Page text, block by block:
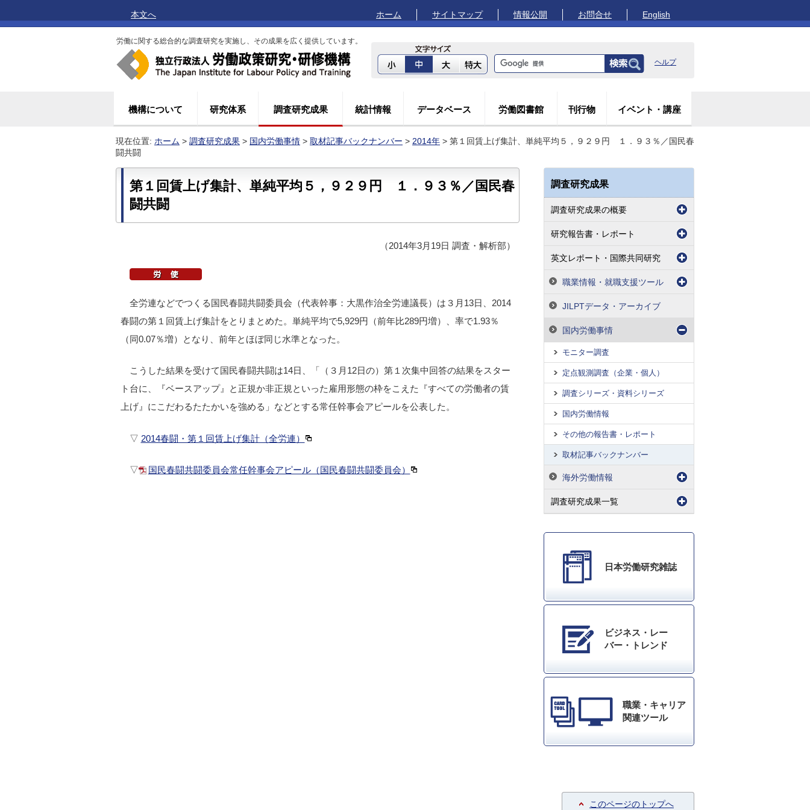
本文へ ホーム サイトマップ 情報公開 お問合せ English
労働に関する総合的な調査研究を実施し、その成果を広く提供しています。
ヘルプ
機構について 研究体系 調査研究成果 統計情報 データベース 労働図書館 刊行物 イベント・講座
現在位置: ホーム > 調査研究成果 > 国内労働事情 > 取材記事バックナンバー > 2014年 > 第１回賃上げ集計、単純平均５，９２９円 １．９３％／国民春
闘共闘
第１回賃上げ集計、単純平均５，９２９円 １．９３％／国民春
闘共闘
（2014年3月19日 調査・解析部）
全労連などでつくる国民春闘共闘委員会（代表幹事：大黒作治全労連議長）は３月13日、2014
春闘の第１回賃上げ集計をとりまとめた。単純平均で5,929円（前年比289円増）、率で1.93％
（同0.07％増）となり、前年とほぼ同じ水準となった。
こうした結果を受けて国民春闘共闘は14日、「（３月12日の）第１次集中回答の結果をスター
ト台に、『ベースアップ』と正規か非正規といった雇用形態の枠をこえた『すべての労働者の賃
上げ』にこだわるたたかいを強める」などとする常任幹事会アピールを公表した。
▽ 2014春闘・第１回賃上げ集計（全労連）
▽ 国民春闘共闘委員会常任幹事会アピール（国民春闘共闘委員会）
調査研究成果
調査研究成果の概要
研究報告書・レポート
英文レポート・国際共同研究
職業情報・就職支援ツール
JILPTデータ・アーカイブ
国内労働事情
モニター調査
定点観測調査（企業・個人）
調査シリーズ・資料シリーズ
国内労働情報
その他の報告書・レポート
取材記事バックナンバー
海外労働情報
調査研究成果一覧
日本労働研究雑誌
ビジネス・レー
バー・トレンド
職業・キャリア
関連ツール
このページのトップへ